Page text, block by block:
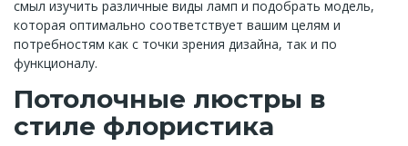
смыл изучить различные виды ламп и подобрать модель,
которая оптимально соответствует вашим целям и
потребностям как с точки зрения дизайна, так и по
функционалу.
Потолочные люстры в
стиле флористика